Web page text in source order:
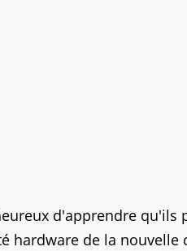
d'apprendre qu'ils
hardware de la nouvelle